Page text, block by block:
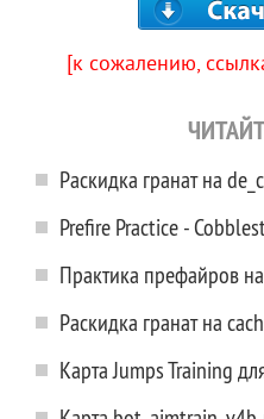
[к сожалению,
Раскидка гранат на
Prefire Practice -
Практика префайров
Раскидка гранат на
Карта Jumps Training